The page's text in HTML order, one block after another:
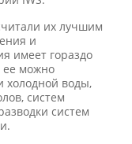
их лучшим
и
имеет гораздо
ее можно
холодной воды,
систем
систем